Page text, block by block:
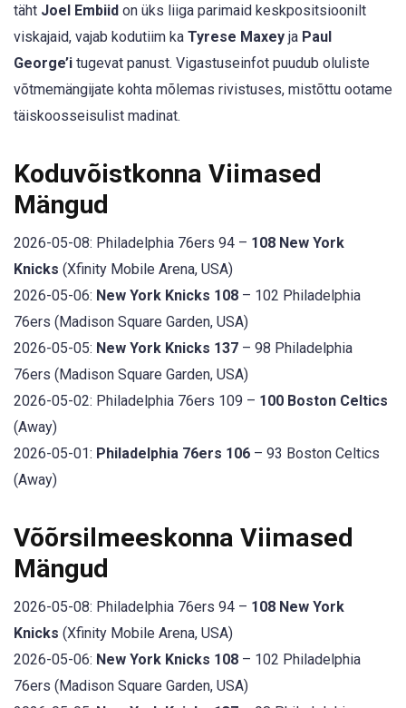
täht Joel Embiid on üks liiga parimaid keskpositsioonilt
viskajaid, vajab kodutiim ka Tyrese Maxey ja Paul
George’i tugevat panust. Vigastuseinfot puudub oluliste
võtmemängijate kohta mõlemas rivistuses, mistõttu ootame
täiskoosseisulist madinat.
Koduvõistkonna Viimased
Mängud
2026-05-08: Philadelphia 76ers 94 – 108 New York
Knicks (Xfinity Mobile Arena, USA)
2026-05-06: New York Knicks 108 – 102 Philadelphia
76ers (Madison Square Garden, USA)
2026-05-05: New York Knicks 137 – 98 Philadelphia
76ers (Madison Square Garden, USA)
2026-05-02: Philadelphia 76ers 109 – 100 Boston Celtics
(Away)
2026-05-01: Philadelphia 76ers 106 – 93 Boston Celtics
(Away)
Võõrsilmeeskonna Viimased
Mängud
2026-05-08: Philadelphia 76ers 94 – 108 New York
Knicks (Xfinity Mobile Arena, USA)
2026-05-06: New York Knicks 108 – 102 Philadelphia
76ers (Madison Square Garden, USA)